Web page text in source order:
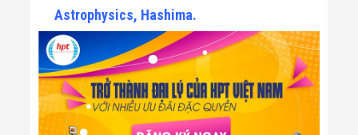
Astrophysics, Hashima.